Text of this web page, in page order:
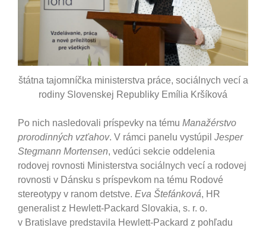
štátna tajomníčka ministerstva práce, sociálnych vecí a
rodiny Slovenskej Republiky Emília Kršíková
Po nich nasledovali príspevky na tému Manažérstvo
prorodinných vzťahov. V rámci panelu vystúpil Jesper
Stegmann Mortensen, vedúci sekcie oddelenia
rodovej rovnosti Ministerstva sociálnych vecí a rodovej
rovnosti v Dánsku s príspevkom na tému Rodové
stereotypy v ranom detstve. Eva Štefánková, HR
generalist z Hewlett-Packard Slovakia, s. r. o.
v Bratislave predstavila Hewlett-Packard z pohľadu